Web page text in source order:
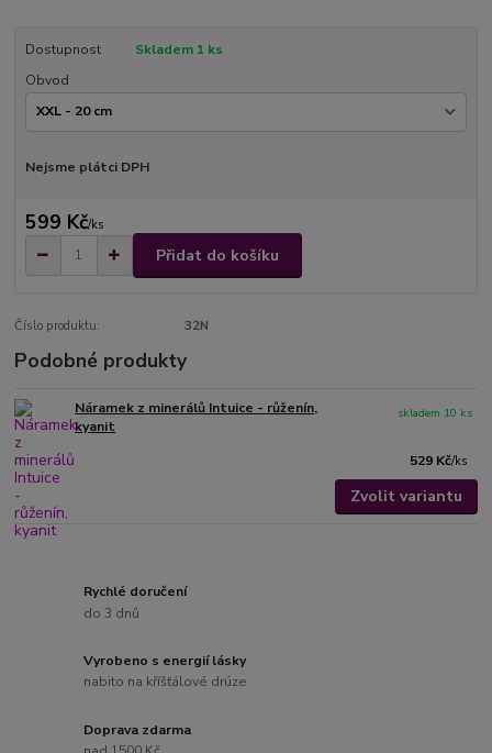
Dostupnost
Skladem 1 ks
Obvod
Nejsme plátci DPH
599 Kč/ks
Přidat do košíku
Číslo produktu: 32N
Podobné produkty
Náramek z minerálů Intuice - růženín,
kyanit
529 Kč/ks
skladem 10 ks
Zvolit variantu
Rychlé doručení
do 3 dnů
Vyrobeno s energií lásky
nabito na kříšťálové drúze
Doprava zdarma